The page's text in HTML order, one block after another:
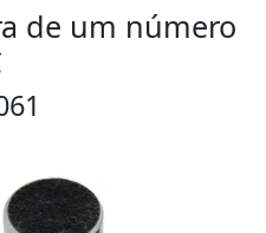
de um número